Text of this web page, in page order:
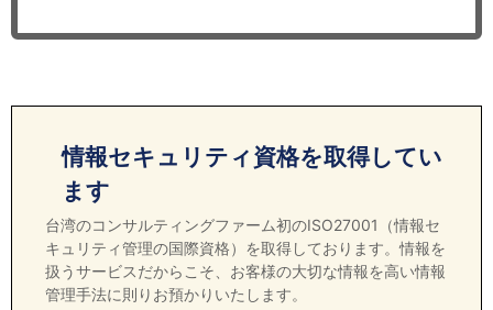
情報セキュリティ資格を取得してい
ます
台湾のコンサルティングファーム初のISO27001（情報セ
キュリティ管理の国際資格）を取得しております。情報を
扱うサービスだからこそ、お客様の大切な情報を高い情報
管理手法に則りお預かりいたします。